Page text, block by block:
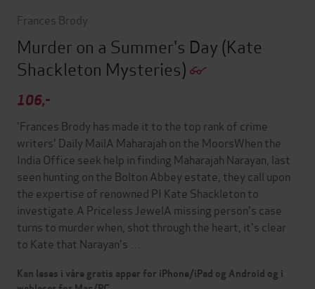
Frances Brody
Murder on a Summer's Day (Kate
Shackleton Mysteries)
106,-
'Frances Brody has made it to the top rank of crime
writers' Daily MailA Maharajah on the MoorsWhen the
India Office seek help in finding Maharajah Narayan, last
seen hunting on the Bolton Abbey estate, they call upon
the expertise of renowned PI Kate Shackleton to
investigate.A Priceless JewelA missing person's case
turns to murder when, shot through the heart, it's clear
to Kate that Narayan's …
Kan leses i våre gratis apper for iPhone/iPad og Android og i